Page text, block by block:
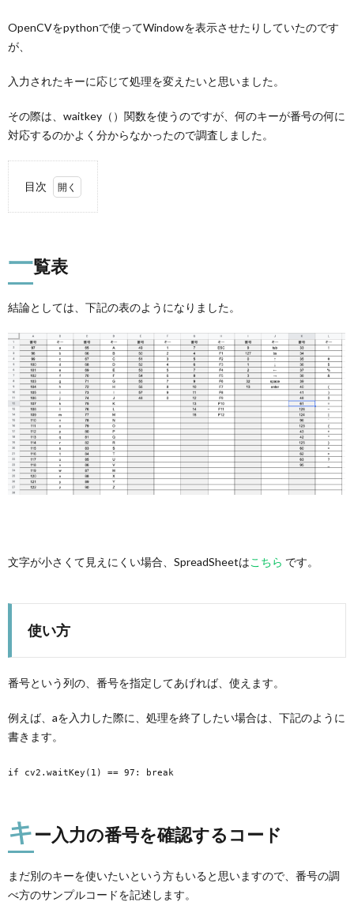
OpenCVをpythonで使ってWindowを表示させたりしていたのです
が、
入力されたキーに応じて処理を変えたいと思いました。
その際は、waitkey（）関数を使うのですが、何のキーが番号の何に
対応するのかよく分からなかったので調査しました。
目次
1.
1.1.
2.
入力
の番
号を
確認
する
コー
ド
2.1.
解説
3.
一覧表
結論としては、下記の表のようになりました。
文字が小さくて見えにくい場合、SpreadSheetはこちら です。
使い方
番号という列の、番号を指定してあげれば、使えます。
例えば、aを入力した際に、処理を終了したい場合は、下記のように
書きます。
if cv2.waitKey(1) == 97: break
キー入力の番号を確認するコード
まだ別のキーを使いたいという方もいると思いますので、番号の調
べ方のサンプルコードを記述します。